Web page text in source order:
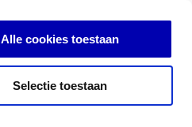
Alle cookies toestaan
Selectie toestaan
Inloggen